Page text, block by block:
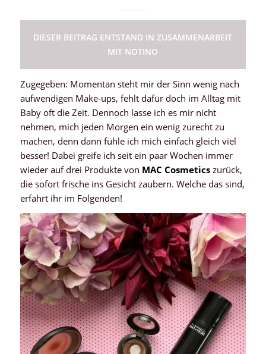
DIESER BEITRAG ENTSTAND IN ZUSAMMENARBEIT
MIT NOTINO
Zugegeben: Momentan steht mir der Sinn wenig nach
aufwendigen Make-ups, fehlt dafür doch im Alltag mit
Baby oft die Zeit. Dennoch lasse ich es mir nicht
nehmen, mich jeden Morgen ein wenig zurecht zu
machen, denn dann fühle ich mich einfach gleich viel
besser! Dabei greife ich seit ein paar Wochen immer
wieder auf drei Produkte von MAC Cosmeticszurück,
die sofort frische ins Gesicht zaubern. Welche das sind,
erfahrt ihr im Folgenden!